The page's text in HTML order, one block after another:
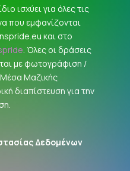
ισχύει για όλες τις
που εμφανίζονται
και στο
. Όλες οι δράσεις
με φωτογράφιση /
Μέσα Μαζικής
διαπίστευση για την
Δεδομένων